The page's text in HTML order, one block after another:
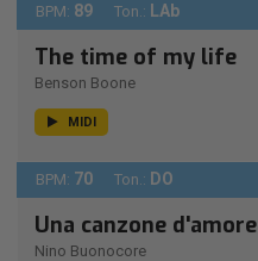
BPM: 89 Ton.: LAb
The time of my life
Benson Boone
MIDI
BPM: 70 Ton.: DO
Una canzone d'amore
Nino Buonocore